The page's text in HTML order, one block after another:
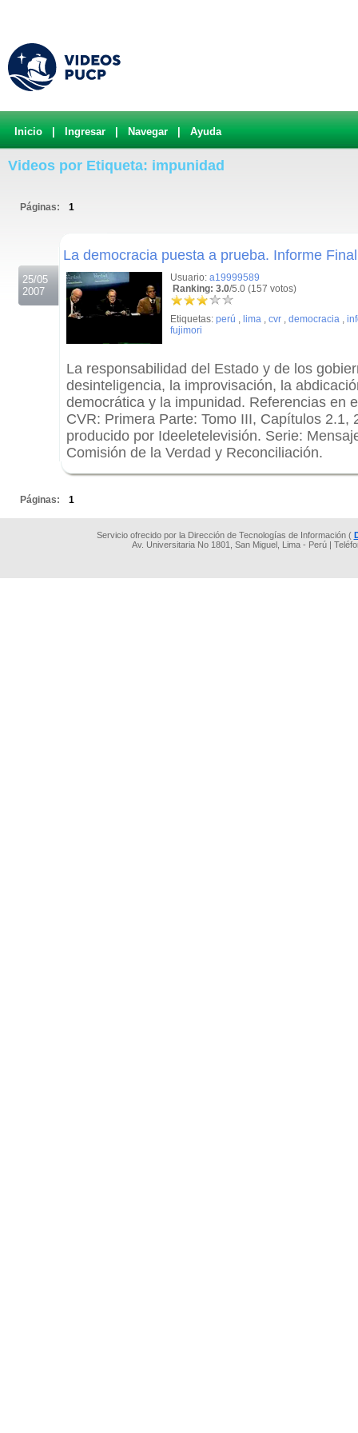
Inicio Ingresar Navegar Ayuda
Videos por Etiqueta: impunidad
Páginas: 1
25/05
2007
La democracia puesta a prueba. Informe
Usuario: a19999589
Ranking: 3.0/5.0 (157 votos)
Etiquetas: perú , lima , cvr , democracia ,
fujimori
La responsabilidad del Estado y de los
desinteligencia, la improvisación, la
democrática y la impunidad. Referencias en
CVR: Primera Parte: Tomo III, Capítulos 2.1,
producido por Ideeletelevisión. Serie:
Comisión de la Verdad y Reconciliación.
Páginas: 1
Servicio ofrecido por la Dirección de Tecnologías de Información (
Av. Universitaria No 1801, San Miguel, Lima - Perú |